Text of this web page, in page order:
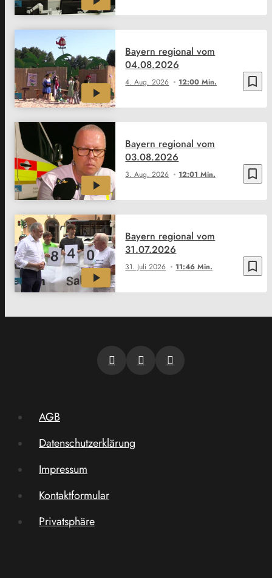
bookmark_border
4. Aug. 2026 12:00 Min.
Bayern regional vom
04.08.2026
bookmark_border
3. Aug. 2026 12:01 Min.
Bayern regional vom
03.08.2026
bookmark_border
31. Juli 2026 11:46 Min.
Bayern regional vom
31.07.2026
AGB
Datenschutzerklärung
Impressum
Kontaktformular
Privatsphäre